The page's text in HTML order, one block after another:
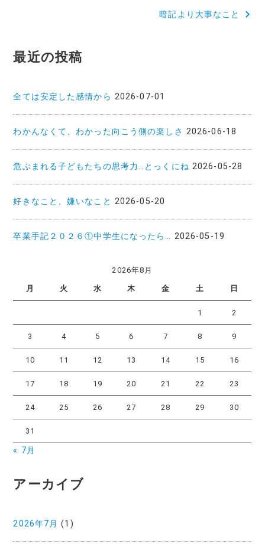
ゲ
ョ
ン
暗記より大事なこと
最近の投稿
全ては安定した感情から 2026-07-01
わかんなくて、わかった向こう側の楽しさ 2026-06-18
危ぶまれる子どもたちの思考力…とっくにね 2026-05-28
好きなこと、嫌いなこと 2026-05-20
卒業手記２０２６①中学生になったら… 2026-05-19
2026年8月
月 火 水 木 金 土 日
1 2
3 4 5 6 7 8 9
10 11 12 13 14 15 16
17 18 19 20 21 22 23
24 25 26 27 28 29 30
31
« 7月
アーカイブ
2026年7月 (1)